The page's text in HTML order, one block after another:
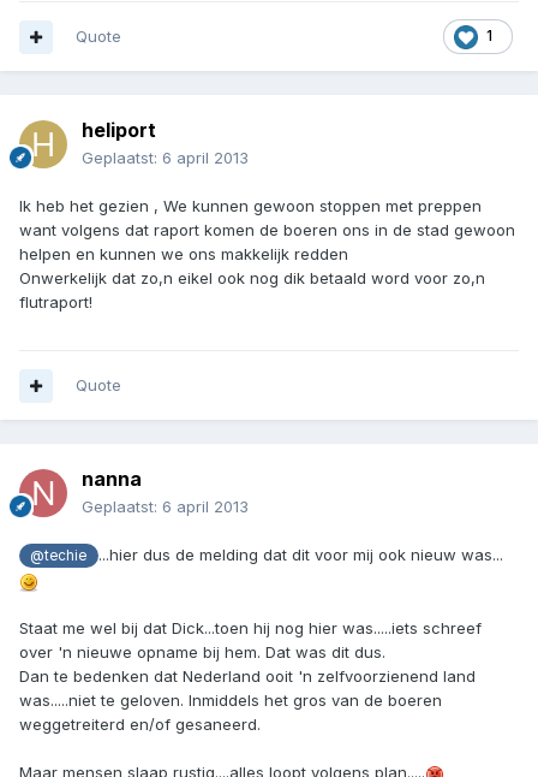
1
Quote
heliport
Geplaatst: 6 april 2013
Ik heb het gezien , We kunnen gewoon stoppen met preppen
want volgens dat raport komen de boeren ons in de stad gewoon
helpen en kunnen we ons makkelijk redden
Onwerkelijk dat zo,n eikel ook nog dik betaald word voor zo,n
flutraport!
Quote
nanna
Geplaatst: 6 april 2013
@techie ...hier dus de melding dat dit voor mij ook nieuw was...
Staat me wel bij dat Dick...toen hij nog hier was.....iets schreef
over 'n nieuwe opname bij hem. Dat was dit dus.
Dan te bedenken dat Nederland ooit 'n zelfvoorzienend land
was.....niet te geloven. Inmiddels het gros van de boeren
weggetreiterd en/of gesaneerd.
Maar mensen slaap rustig....alles loopt volgens plan.....